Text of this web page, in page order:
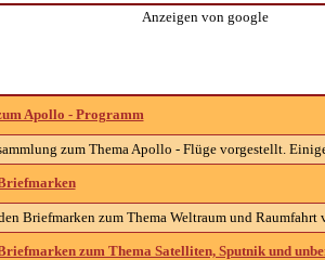
Anzeigen von google
Apollo - Programm
zum Thema Apollo - Flüge vorgestellt.
Briefmarken zum Thema Weltraum und Raumfahrt
zum Thema Satelliten, Sputnik und